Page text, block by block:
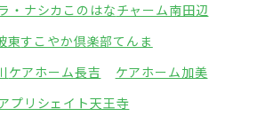
・ナシカこのはなチャーム南田辺
東すこやか倶楽部てんま
ケアホーム長吉
ケアホーム加美
プリシェイト天王寺